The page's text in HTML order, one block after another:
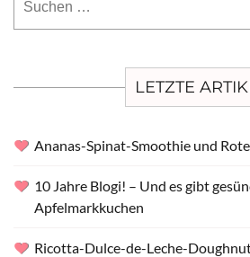
LETZTE
Ananas-Spinat-Smoothie und
10 Jahre Blogi! – Und es gibt
Apfelmarkkuchen
Ricotta-Dulce-de-Leche-